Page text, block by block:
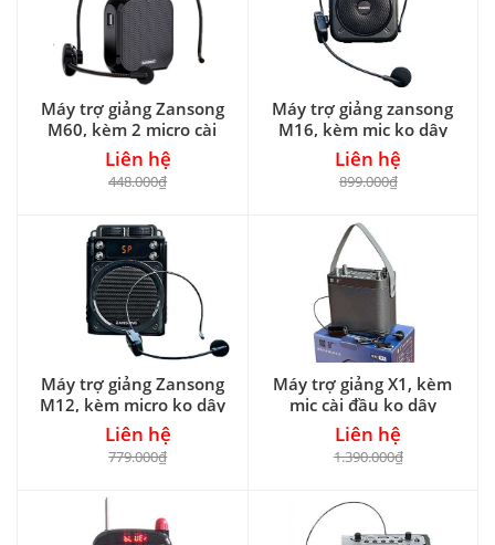
Máy trợ giảng Zansong
M60, kèm 2 micro cài
đầu
Liên hệ
448.000₫
Máy trợ giảng zansong
M16, kèm mic ko dây
Liên hệ
899.000₫
Máy trợ giảng Zansong
M12, kèm micro ko dây
Liên hệ
779.000₫
Máy trợ giảng X1, kèm
mic cài đầu ko dây
Liên hệ
1.390.000₫